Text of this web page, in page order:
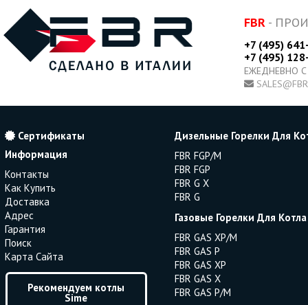
FBR -
+7 (495)
+7 (495)
ЕЖЕДНЕВНО
Сертификаты
Информация
Контакты
Как Купить
Доставка
Адрес
Гарантия
Поиск
Карта Сайта
Рекомендуем котлы
Sime
Дизельные Горелки Для
FBR FGP/M
FBR FGP
FBR G X
FBR G
Газовые Горелки Для Котла
FBR GAS XP/M
FBR GAS P
FBR GAS XP
FBR GAS X
FBR GAS P/M